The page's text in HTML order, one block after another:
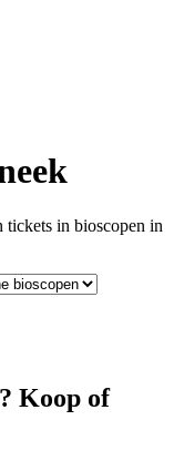
tickets in bioscopen in
Koop of